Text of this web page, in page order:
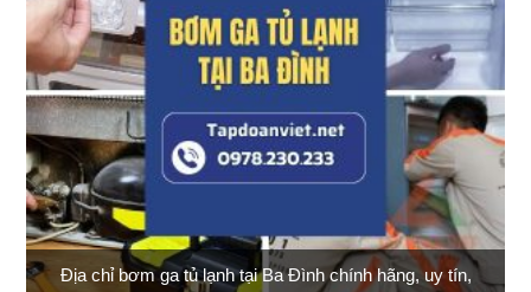
Địa chỉ bơm ga tủ lạnh tại Ba Đình chính hãng, uy tín,